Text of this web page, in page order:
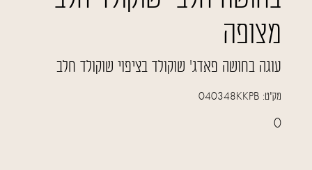
מצופה
עוגה בחושה פאדג' שוקולד בציפוי שוקולד חלב
מק"ט: 040348KKPB
0